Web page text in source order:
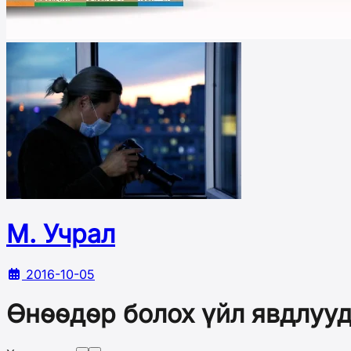
М. Учрал
2016-10-05
Өнөөдөр болох үйл